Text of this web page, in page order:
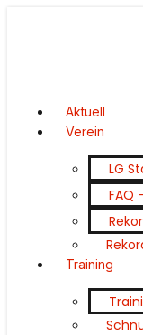
Aktuell
Verein
LG
FAQ
Training